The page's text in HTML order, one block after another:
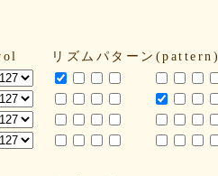
リズムパターン(pattern)